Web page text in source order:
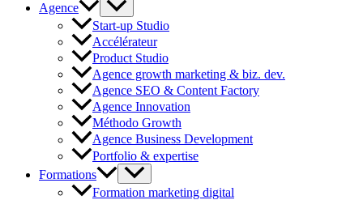
Agence
Start-up Studio
Accélérateur
Product Studio
Agence growth marketing & biz. dev.
Agence SEO & Content Factory
Agence Innovation
Méthodo Growth
Agence Business Development
Portfolio & expertise
Formations
Formation marketing digital